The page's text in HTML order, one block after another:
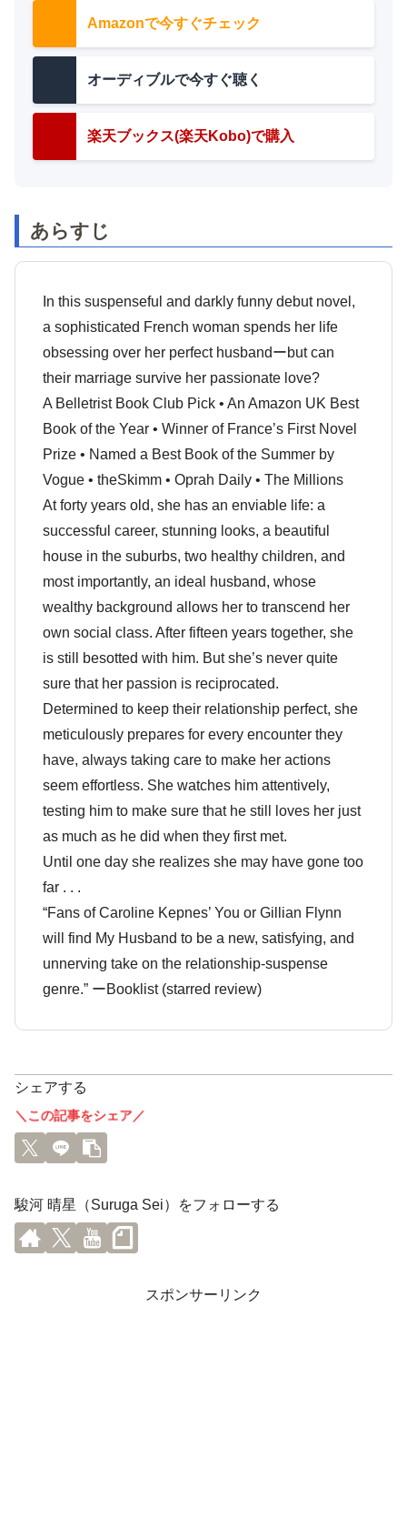
Amazonで今すぐチェック
オーディブルで今すぐ聴く
楽天ブックス(楽天Kobo)で購入
あらすじ
In this suspenseful and darkly funny debut novel,
a sophisticated French woman spends her life
obsessing over her perfect husbandーbut can
their marriage survive her passionate love?
A Belletrist Book Club Pick • An Amazon UK Best
Book of the Year • Winner of France’s First Novel
Prize • Named a Best Book of the Summer by
Vogue • theSkimm • Oprah Daily • The Millions
At forty years old, she has an enviable life: a
successful career, stunning looks, a beautiful
house in the suburbs, two healthy children, and
most importantly, an ideal husband, whose
wealthy background allows her to transcend her
own social class. After fifteen years together, she
is still besotted with him. But she’s never quite
sure that her passion is reciprocated.
Determined to keep their relationship perfect, she
meticulously prepares for every encounter they
have, always taking care to make her actions
seem effortless. She watches him attentively,
testing him to make sure that he still loves her just
as much as he did when they first met.
Until one day she realizes she may have gone too
far . . .
“Fans of Caroline Kepnes’ You or Gillian Flynn
will find My Husband to be a new, satisfying, and
unnerving take on the relationship-suspense
genre.” ーBooklist (starred review)
シェアする
＼この記事をシェア／
駿河 晴星（Suruga Sei）をフォローする
スポンサーリンク